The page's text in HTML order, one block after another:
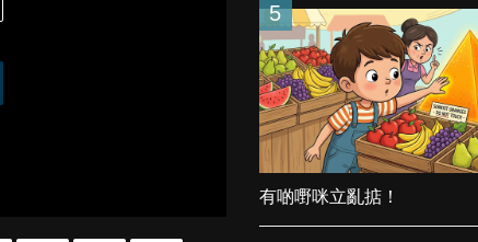
5
有啲嘢咪立亂掂！